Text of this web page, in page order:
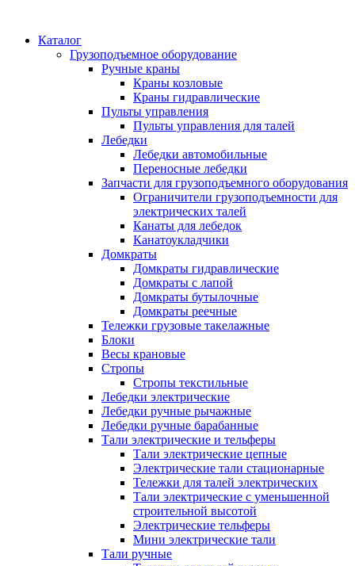
Каталог
Грузоподъемное оборудование
Ручные краны
Краны козловые
Краны гидравлические
Пульты управления
Пульты управления для талей
Лебедки
Лебедки автомобильные
Переносные лебедки
Запчасти для грузоподъемного оборудования
Ограничители грузоподъемности для
электрических талей
Канаты для лебедок
Канатоукладчики
Домкраты
Домкраты гидравлические
Домкраты с лапой
Домкраты бутылочные
Домкраты реечные
Тележки грузовые такелажные
Блоки
Весы крановые
Стропы
Стропы текстильные
Лебедки электрические
Лебедки ручные рычажные
Лебедки ручные барабанные
Тали электрические и тельферы
Тали электрические цепные
Электрические тали стационарные
Тележки для талей электрических
Тали электрические с уменьшенной
строительной высотой
Электрические тельферы
Мини электрические тали
Тали ручные